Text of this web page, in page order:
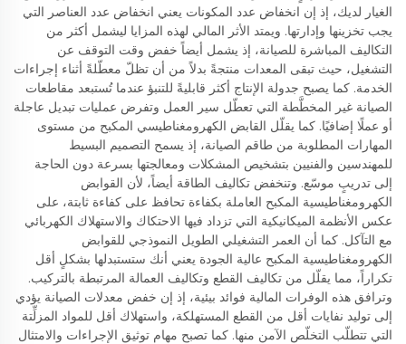
الغيار لديك، إذ إن انخفاض عدد المكونات يعني انخفاض عدد العناصر التي
يجب تخزينها وإدارتها. ويمتد الأثر المالي لهذه المزايا ليشمل أكثر من
التكاليف المباشرة للصيانة، إذ يشمل أيضاً خفض وقت التوقف عن
التشغيل، حيث تبقى المعدات منتجةً بدلاً من أن تظلّ معطّلةً أثناء إجراءات
الخدمة. كما يصبح جدولة الإنتاج أكثر قابليةً للتنبؤ عندما تُستبعد مقاطعات
الصيانة غير المخطَّطة التي تعطّل سير العمل وتفرض عمليات تبديل عاجلة
أو عملًا إضافيًا. كما يقلّل القابض الكهرومغناطيسي المكبح من مستوى
المهارات المطلوبة من طاقم الصيانة، إذ يسمح التصميم البسيط
للمهندسين والفنيين بتشخيص المشكلات ومعالجتها بسرعة دون الحاجة
إلى تدريبٍ موسّع. وتنخفض تكاليف الطاقة أيضاً، لأن القوابض
الكهرومغناطيسية المكبح العاملة بكفاءة تحافظ على كفاءة ثابتة، على
عكس الأنظمة الميكانيكية التي تزداد فيها الاحتكاك والاستهلاك الكهربائي
مع التآكل. كما أن العمر التشغيلي الطويل النموذجي للقوابض
الكهرومغناطيسية المكبح عالية الجودة يعني أنك ستستبدلها بشكلٍ أقل
تكراراً، مما يقلّل من تكاليف القطع وتكاليف العمالة المرتبطة بالتركيب.
وترافق هذه الوفرات المالية فوائد بيئية، إذ إن خفض معدلات الصيانة يؤدي
إلى توليد نفايات أقل من القطع المستهلكة، واستهلاك أقل للمواد المزلِّتة
التي تتطلّب التخلّص الآمن منها. كما تصبح مهام توثيق الإجراءات والامتثال